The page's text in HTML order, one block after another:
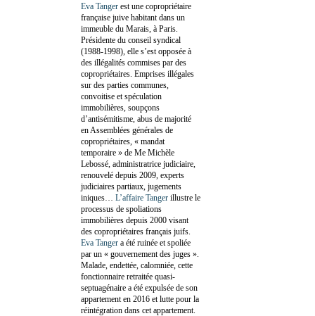
Eva Tanger est une copropriétaire
française juive habitant dans un
immeuble du Marais, à Paris.
Présidente du conseil syndical
(1988-1998), elle s’est opposée à
des illégalités commises par des
copropriétaires. Emprises illégales
sur des parties communes,
convoitise et spéculation
immobilières, soupçons
d’antisémitisme, abus de majorité
en Assemblées générales de
copropriétaires, « mandat
temporaire » de Me Michèle
Lebossé, administratrice judiciaire,
renouvelé depuis 2009, experts
judiciaires partiaux, jugements
iniques… L’affaire Tanger illustre le
processus de spoliations
immobilières depuis 2000 visant
des copropriétaires français juifs.
Eva Tanger a été ruinée et spoliée
par un « gouvernement des juges ».
Malade, endettée, calomniée, cette
fonctionnaire retraitée quasi-
septuagénaire a été expulsée de son
appartement en 2016 et lutte pour la
réintégration dans cet appartement.